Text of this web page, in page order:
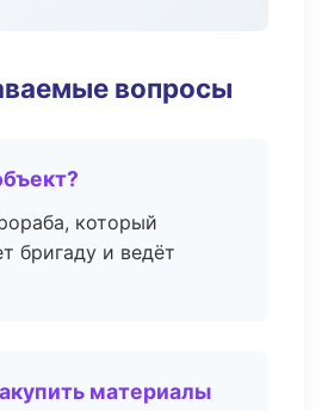
вопросы
который
бригаду и ведёт
материалы